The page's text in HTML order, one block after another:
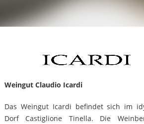
Weingut Claudio Icardi
Das Weingut Icardi befindet sich im
Dorf Castiglione Tinella. Die